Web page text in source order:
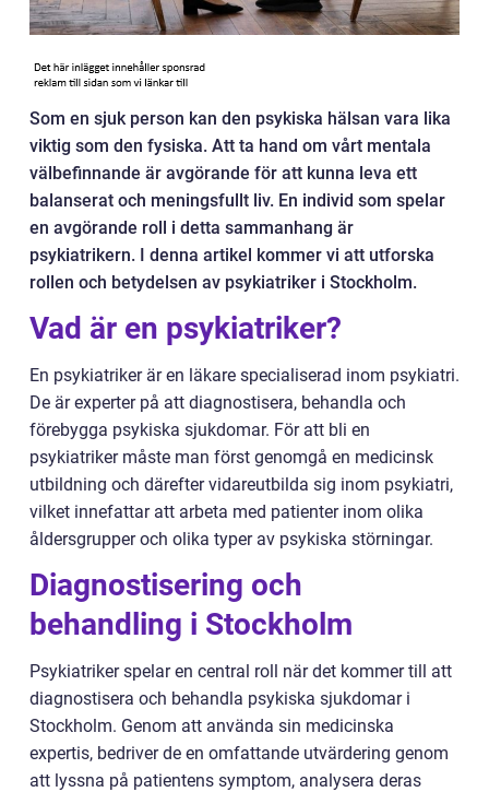
Som en sjuk person kan den psykiska hälsan vara lika
viktig som den fysiska. Att ta hand om vårt mentala
välbefinnande är avgörande för att kunna leva ett
balanserat och meningsfullt liv. En individ som spelar
en avgörande roll i detta sammanhang är
psykiatrikern. I denna artikel kommer vi att utforska
rollen och betydelsen av psykiatriker i Stockholm.
Vad är en psykiatriker?
En psykiatriker är en läkare specialiserad inom psykiatri.
De är experter på att diagnostisera, behandla och
förebygga psykiska sjukdomar. För att bli en
psykiatriker måste man först genomgå en medicinsk
utbildning och därefter vidareutbilda sig inom psykiatri,
vilket innefattar att arbeta med patienter inom olika
åldersgrupper och olika typer av psykiska störningar.
Diagnostisering och
behandling i Stockholm
Psykiatriker spelar en central roll när det kommer till att
diagnostisera och behandla psykiska sjukdomar i
Stockholm. Genom att använda sin medicinska
expertis, bedriver de en omfattande utvärdering genom
att lyssna på patientens symptom, analysera deras